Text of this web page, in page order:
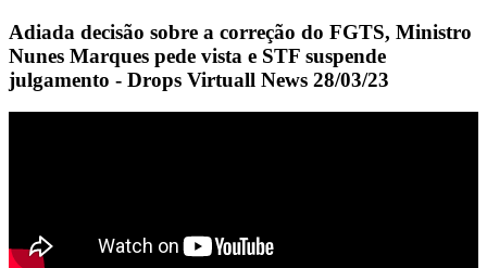
Adiada decisão sobre a correção do FGTS, Ministro
Nunes Marques pede vista e STF suspende
julgamento - Drops Virtuall News 28/03/23